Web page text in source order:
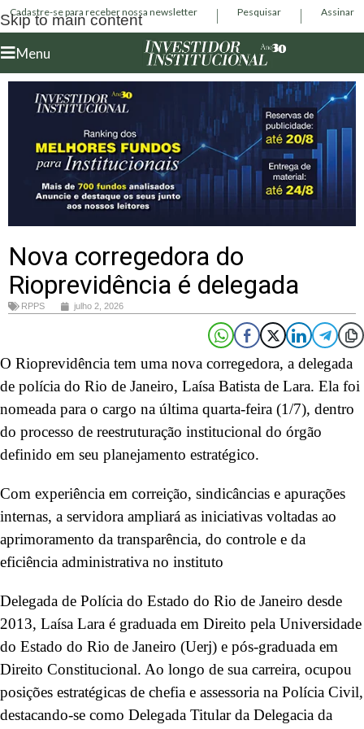
Skip to main content
Cadastre-se para receber nossa newsletter Pesquisar Assinar
Menu
Nova corregedora do
Rioprevidência é delegada
RPPS julho 2, 2026
O Rioprevidência tem uma nova corregedora, a delegada
de polícia do Rio de Janeiro, Laísa Batista de Lara. Ela foi
nomeada para o cargo na última quarta-feira (1/7), dentro
do processo de reestruturação institucional do órgão
definido em seu planejamento estratégico.
Com experiência em correição, sindicâncias e apurações
internas, a servidora ampliará as iniciativas voltadas ao
aprimoramento da transparência, do controle e da
eficiência administrativa no instituto
Delegada de Polícia do Estado do Rio de Janeiro desde
2013, Laísa Lara é graduada em Direito pela Universidade
do Estado do Rio de Janeiro (Uerj) e pós-graduada em
Direito Constitucional. Ao longo de sua carreira, ocupou
posições estratégicas de chefia e assessoria na Polícia Civil,
destacando-se como Delegada Titular da Delegacia da